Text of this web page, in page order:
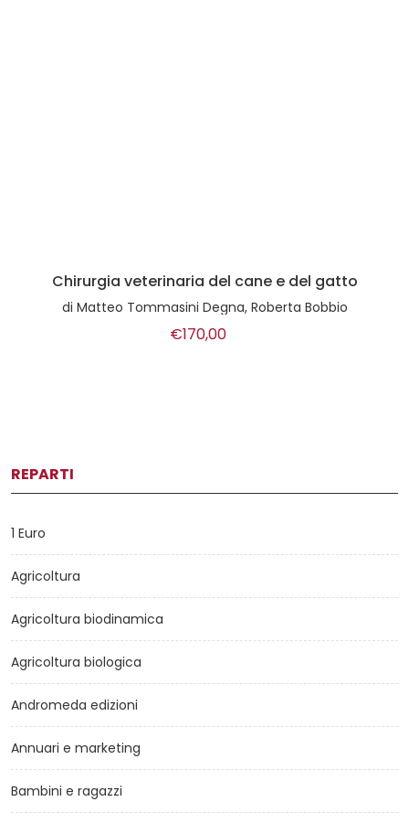
Chirurgia veterinaria del cane e del gatto
di Matteo Tommasini Degna, Roberta Bobbio
€170,00
REPARTI
1 Euro
Agricoltura
Agricoltura biodinamica
Agricoltura biologica
Andromeda edizioni
Annuari e marketing
Bambini e ragazzi